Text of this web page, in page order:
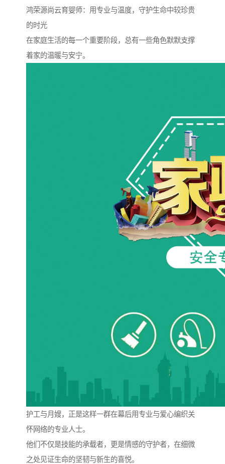
鸿荣源尚云育婴师：用专业与温度，守护生命中较珍贵
的时光
在家庭生活的每一个重要阶段，总有一些角色默默支撑
着家的温暖与安宁。
护工与月嫂，正是这样一群在幕后用专业与爱心编织关
怀网络的专业人士。
他们不仅是技能的承载者，更是情感的守护者，在细微
之处见证生命的坚韧与新生的喜悦。